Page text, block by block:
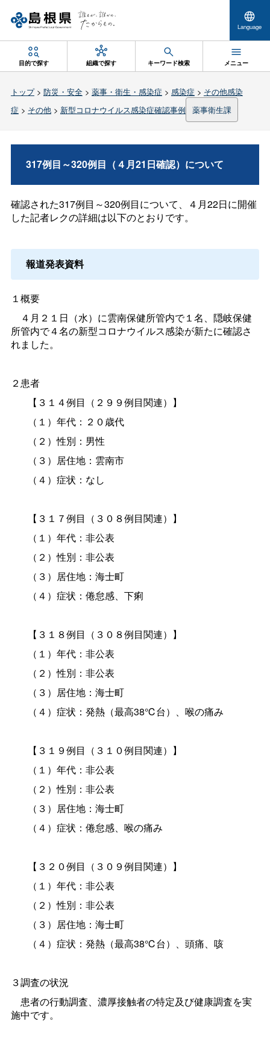
Language
目的で探す 組織で探す キーワード検索 メニュー
トップ> 防災・安全> 薬事・衛生・感染症 > 感染症 > その他感染
症 > その他> 新型コロナウイルス感染症確認事例 薬事衛生課
317例目～320例目（４月21日確認）について
確認された317例目～320例目について、４月22日に開催
した記者レクの詳細は以下のとおりです。
報道発表資料
１概要
４月２１日（水）に雲南保健所管内で１名、隠岐保健
所管内で４名の新型コロナウイルス感染が新たに確認さ
れました。
２患者
【３１４例目（２９９例目関連）】
（１）年代：２０歳代
（２）性別：男性
（３）居住地：雲南市
（４）症状：なし
【３１７例目（３０８例目関連）】
（１）年代：非公表
（２）性別：非公表
（３）居住地：海士町
（４）症状：倦怠感、下痢
【３１８例目（３０８例目関連）】
（１）年代：非公表
（２）性別：非公表
（３）居住地：海士町
（４）症状：発熱（最高38℃台）、喉の痛み
【３１９例目（３１０例目関連）】
（１）年代：非公表
（２）性別：非公表
（３）居住地：海士町
（４）症状：倦怠感、喉の痛み
【３２０例目（３０９例目関連）】
（１）年代：非公表
（２）性別：非公表
（３）居住地：海士町
（４）症状：発熱（最高38℃台）、頭痛、咳
３調査の状況
患者の行動調査、濃厚接触者の特定及び健康調査を実
施中です。